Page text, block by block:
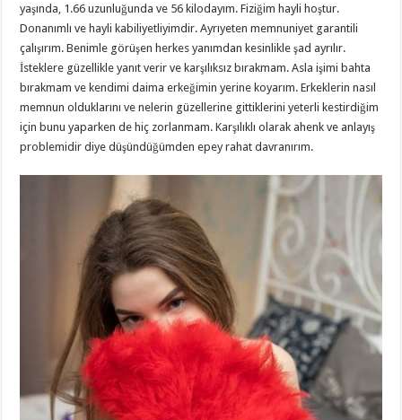
yaşında, 1.66 uzunluğunda ve 56 kilodayım. Fiziğim hayli hoştur.
Donanımlı ve hayli kabiliyetliyimdir. Ayrıyeten memnuniyet garantili
çalışırım. Benimle görüşen herkes yanımdan kesinlikle şad ayrılır.
İsteklere güzellikle yanıt verir ve karşılıksız bırakmam. Asla işimi bahta
bırakmam ve kendimi daima erkeğimin yerine koyarım. Erkeklerin nasıl
memnun olduklarını ve nelerin güzellerine gittiklerini yeterli kestirdiğim
için bunu yaparken de hiç zorlanmam. Karşılıklı olarak ahenk ve anlayış
problemidir diye düşündüğümden epey rahat davranırım.